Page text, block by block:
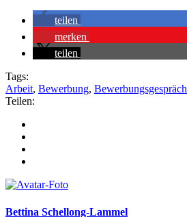
teilen
merken
teilen
Tags:
Arbeit, Bewerbung, Bewerbungsgespräch
Teilen:
Bettina Schellong-Lammel